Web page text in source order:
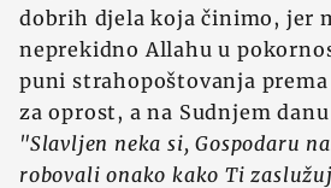
dobrih djela koja činimo, jer
neprekidno Allahu u
puni strahopoštovanja
za oprost, a na Sudnjem
"Slavljen neka si, Gospodaru
robovali onako kako Ti